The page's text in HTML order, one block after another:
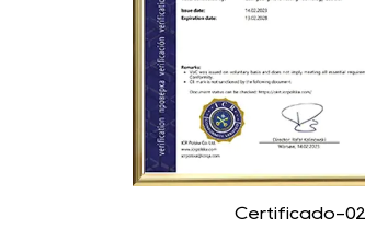
Certificado-02